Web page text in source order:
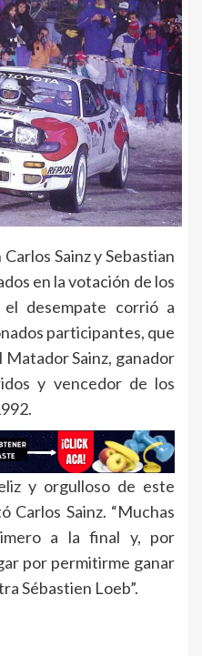
Sainz y Sebastian
en la votación de los
desempate corrió a
participantes, que
Sainz, ganador
y vencedor de los
y orgulloso de este
Carlos Sainz. “Muchas
a la final y, por
por permitirme ganar
Sébastien Loeb”.